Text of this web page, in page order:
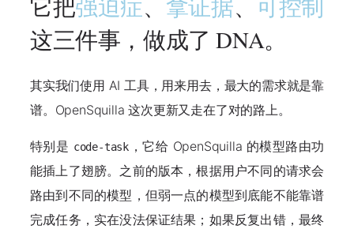
这三件事，做成了 DNA。
其实我们使用 AI 工具，用来用去，最大的需求就是靠
谱。OpenSquilla 这次更新又走在了对的路上。
特别是 code-task ，它给 OpenSquilla 的模型路由功
能插上了翅膀。之前的版本，根据用户不同的请求会
路由到不同的模型，但弱一点的模型到底能不能靠谱
完成任务，实在没法保证结果；如果反复出错，最终